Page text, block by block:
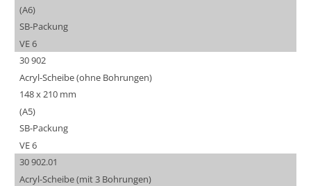
(A6)
SB-Packung
VE 6
30 902
Acryl-Scheibe (ohne Bohrungen)
148 x 210 mm
(A5)
SB-Packung
VE 6
30 902.01
Acryl-Scheibe (mit 3 Bohrungen)